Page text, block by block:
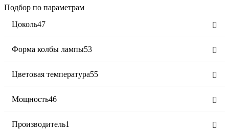
Подбор по параметрам
Цоколь47
Форма колбы лампы53
Цветовая температура55
Мощность46
Производитель1